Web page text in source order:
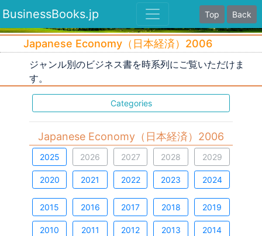
BusinessBooks.jp Top Back
Japanese Economy（日本経済）2006
ジャンル別のビジネス書を時系列にご覧いただけま
す。
Categories
Japanese Economy（日本経済）2006
2025 2026 2027 2028 2029
2020 2021 2022 2023 2024
2015 2016 2017 2018 2019
2010 2011 2012 2013 2014